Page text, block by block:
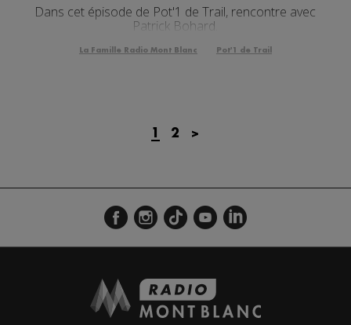
Dans cet épisode de Pot'1 de Trail, rencontre avec
Patrick Bohard.
La Famille Radio Mont Blanc Pot'1 de Trail
1 2 >